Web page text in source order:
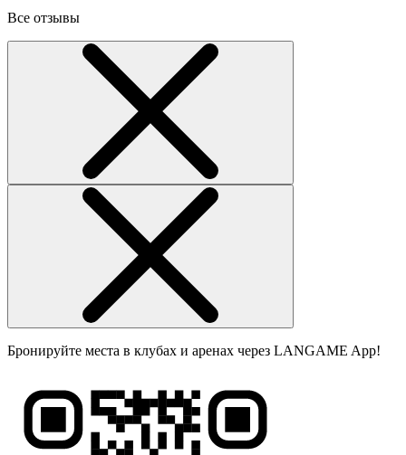
Все отзывы
Бронируйте места в клубах и аренах через LANGAME App!